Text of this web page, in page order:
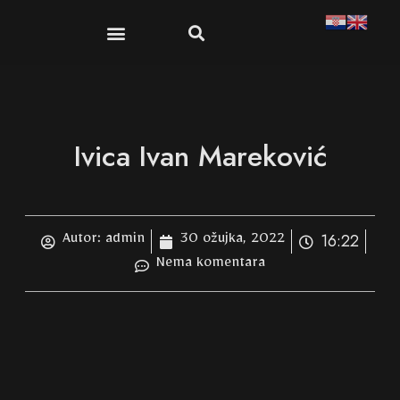
Ivica Ivan Mareković
Autor: admin 30 ožujka, 2022 16:22
Nema komentara